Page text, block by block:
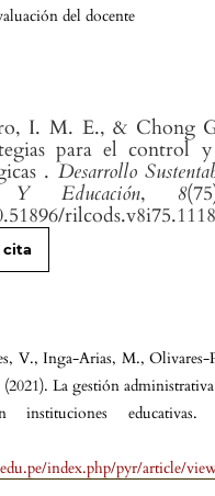
del docente
I. M. E., & Chong
para el control
.Desarrollo
Y Educación, 8
rilcods.v8i75.1118
cita
V., Inga-Arias, M., Olivares-
(2021). La gestión
instituciones
index.php/pyr/article/